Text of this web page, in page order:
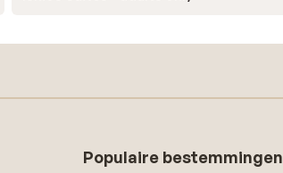
Populaire bestemmingen